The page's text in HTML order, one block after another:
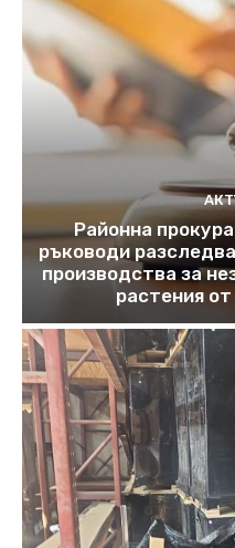
Районна
ръководи
производства за
растения